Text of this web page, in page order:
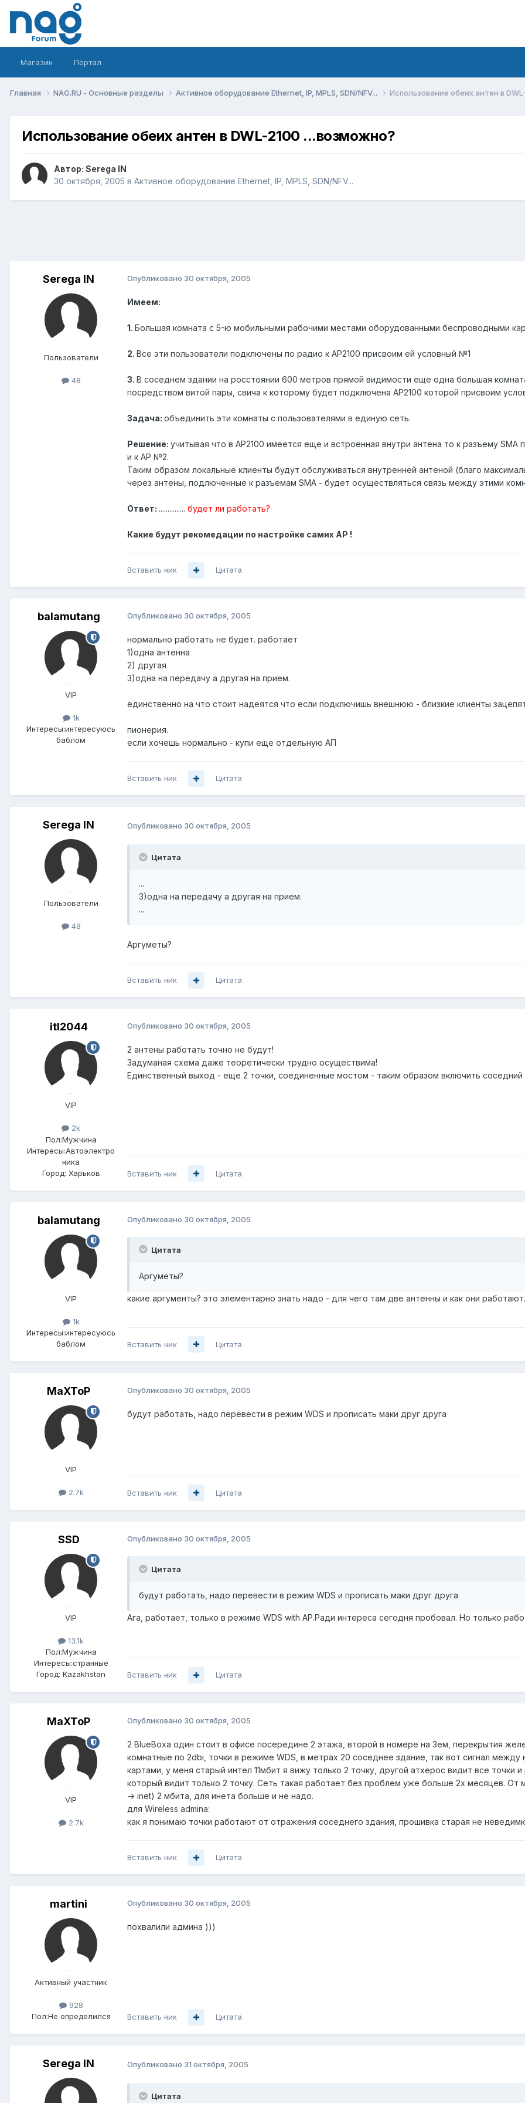
Магазин Портал
Главная NAG.RU - Основные разделы Активное оборудование Ethernet, IP, MPLS, SDN/NFV... Использование обеих антен в
Использование обеих антен в DWL-2100 ...возможно?
Автор: Serega IN
30 октября, 2005 в Активное оборудование Ethernet, IP, MPLS, SDN/NFV...
Serega IN
Пользователи
48
Опубликовано 30 октября, 2005
Имеем:
1. Большая комната с 5-ю мобильными рабочими местами оборудованными беспроводными
2. Все эти пользователи подключены по радио к АР2100 присвоим ей условный №1
3. В соседнем здании на росстоянии 600 метров прямой видимости еще одна большая
посредством витой пары, свича к которому будет подключена АР2100 которой присвоим
Задача: объединить эти комнаты с пользователями в единую сеть.
Решение: учитывая что в АР2100 имеется еще и встроенная внутри антена то к разъему
и к АР №2.
Таким образом локальные клиенты будут обслуживаться внутренней антеной (благо
через антены, подлюченные к разъемам SMA - будет осуществляться связь между этими
Ответ: ............... будет ли работать?
Какие будут рекомедации по настройке самих АР !
Вставить ник Цитата
balamutang
VIP
1k
Интересы:интересуюсь
баблом
Опубликовано 30 октября, 2005
нормально работать не будет. работает
1)одна антенна
2) другая
3)одна на передачу а другая на прием.
единственно на что стоит надеятся что если подключишь внешнюю - близкие клиенты
пионерия.
если хочешь нормально - купи еще отдельную АП
Вставить ник Цитата
Serega IN
Пользователи
48
Опубликовано 30 октября, 2005
Цитата
...
3)одна на передачу а другая на прием.
...
Аргуметы?
Вставить ник Цитата
itl2044
VIP
2k
Пол:Мужчина
Интересы:Автоэлектро
ника
Город: Харьков
Опубликовано 30 октября, 2005
2 антены работать точно не будут!
Задуманая схема даже теоретически трудно осуществима!
Единственный выход - еще 2 точки, соединенные мостом - таким образом включить соседний
Вставить ник Цитата
balamutang
VIP
1k
Интересы:интересуюсь
баблом
Опубликовано 30 октября, 2005
Цитата
Аргуметы?
какие аргументы? это элементарно знать надо - для чего там две антенны и как они
Вставить ник Цитата
MaXToP
VIP
2.7k
Опубликовано 30 октября, 2005
будут работать, надо перевести в режим WDS и прописать маки друг друга
Вставить ник Цитата
SSD
VIP
13.1k
Пол:Мужчина
Интересы:странные
Город: Kazakhstan
Опубликовано 30 октября, 2005
Цитата
будут работать, надо перевести в режим WDS и прописать маки друг друга
Ага, работает, только в режиме WDS with AP.Ради интереса сегодня пробовал. Но только
Вставить ник Цитата
MaXToP
VIP
2.7k
Опубликовано 30 октября, 2005
2 BlueBoxa один стоит в офисе посередине 2 этажа, второй в номере на 3ем, перекрытия
комнатные по 2dbi, точки в режиме WDS, в метрах 20 соседнее здание, так вот сигнал между
картами, у меня старый интел 11мбит я вижу только 2 точку, другой атхерос видит все
который видит только 2 точку. Сеть такая работает без проблем уже больше 2х месяцев. От
-> inet) 2 мбита, для инета больше и не надо.
для Wireless admina:
как я понимаю точки работают от отражения соседнего здания, прошивка старая не
Вставить ник Цитата
martini
Активный участник
928
Пол:Не определился
Опубликовано 30 октября, 2005
похвалили админа )))
Вставить ник Цитата
Serega IN Опубликовано 31 октября, 2005
Цитата